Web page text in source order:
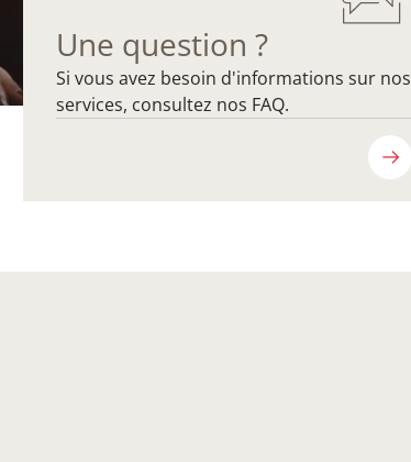
Une question ?
Si vous avez besoin d'informations sur nos
services, consultez nos FAQ.